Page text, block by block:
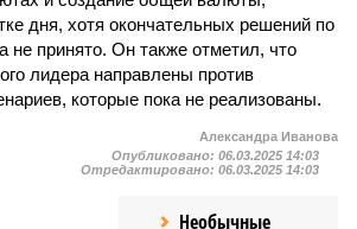
дня, хотя окончательных решений по
не принято. Он также отметил, что
лидера направлены против
которые пока не реализованы.
Александра Иванова
Опубликовано: 06.03.2025 14:03
Отредактировано: 06.03.2025 14:03
Необычные